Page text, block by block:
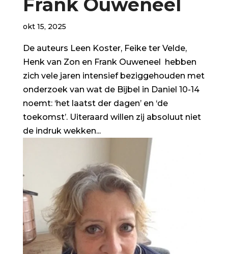
Frank Ouweneel
okt 15, 2025
De auteurs Leen Koster, Feike ter Velde,
Henk van Zon en Frank Ouweneel hebben
zich vele jaren intensief beziggehouden met
onderzoek van wat de Bijbel in Daniel 10-14
noemt: ‘het laatst der dagen’ en ‘de
toekomst’. Uiteraard willen zij absoluut niet
de indruk wekken...